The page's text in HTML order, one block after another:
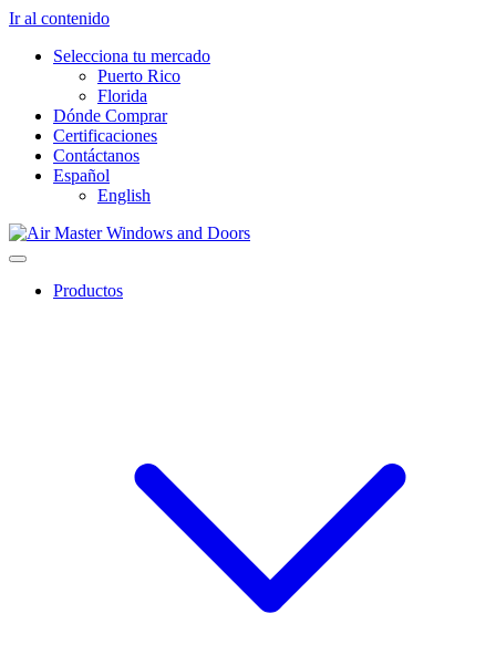
Ir al contenido
Selecciona tu mercado
Puerto Rico
Florida
Dónde Comprar
Certificaciones
Contáctanos
Español
English
Productos